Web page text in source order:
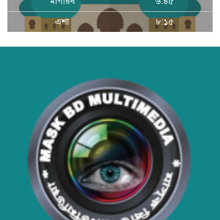
বাংলাদেশের টিকা নিরাপত্তা ও স্বাস্থ্য
সার্বভৌমত্ব: এখনই দেশীয় ভ্যাকসিন
আবারো ডিএনসি নোয়াখালী কর্তৃক
বিপুল পরিমান ইয়াবা ও গাঁজা উদ্ধার
ডিএনসি নোয়াখালী কর্তৃক বিপুল পরিমান
ইয়াবা উদ্ধার
ডিএনসি যশোর কর্তৃক ৩০ হাজার পিস
ইয়াবা উদ্ধার
এশা
৮:১৫